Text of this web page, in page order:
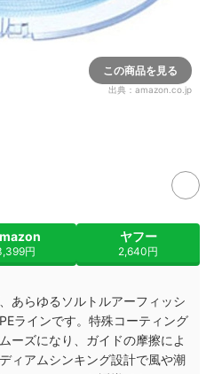
この商品を見る
出典： amazon.co.jp
円
ヤフー
2,640円
あらゆるソルトルアーフィッシ
ラインです。特殊コーティング
ーズになり、ガイドの摩擦によ
ィアムシンキング設計で風や潮